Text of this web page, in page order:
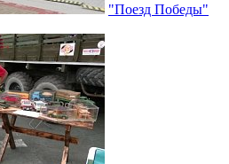
"Поезд Победы"